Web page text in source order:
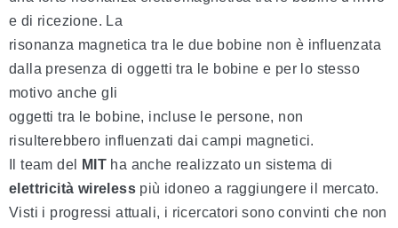
e di ricezione. La
risonanza magnetica tra le due bobine non è influenzata
dalla presenza di oggetti tra le bobine e per lo stesso
motivo anche gli
oggetti tra le bobine, incluse le persone, non
risulterebbero influenzati dai campi magnetici.
Il team del
MIT ha anche realizzato un sistema di
elettricità wireless più idoneo a raggiungere il mercato.
Visti i progressi attuali, i ricercatori sono convinti che non